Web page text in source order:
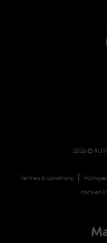
2026 ©
Termes & conditions|
cookies